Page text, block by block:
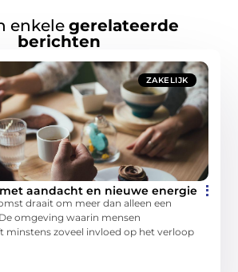
enkele gerelateerde
berichten
ZAKELIJK
aandacht en nieuwe energie
draait om meer dan alleen een
omgeving waarin mensen
minstens zoveel invloed op het verloop